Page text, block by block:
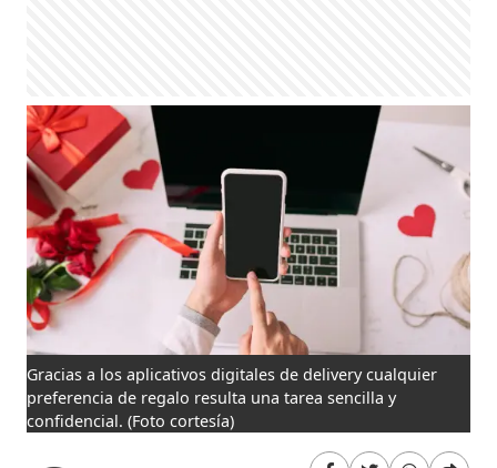
Gracias a los aplicativos digitales de delivery cualquier
preferencia de regalo resulta una tarea sencilla y
confidencial. (Foto cortesía)